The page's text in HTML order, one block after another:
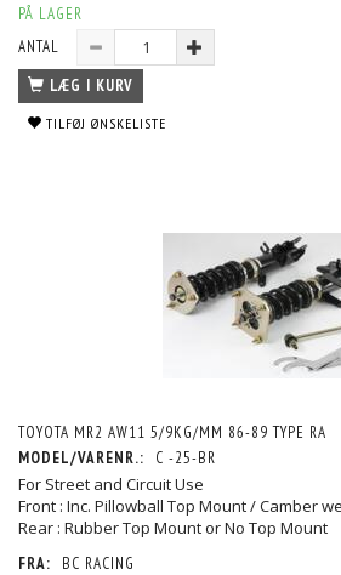
PÅ LAGER
ANTAL
LÆG I KURV
TILFØJ ØNSKELISTE
TOYOTA MR2 AW11 5/9KG/MM 86-89 TYPE RA
MODEL/VARENR.:
C -25-BR
For Street and Circuit Use
Front : Inc. Pillowball Top Mount / Camber
Rear : Rubber Top Mount or No Top Mount
FRA:
BC RACING